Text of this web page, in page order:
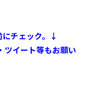
チェック。↓
イート等もお願い